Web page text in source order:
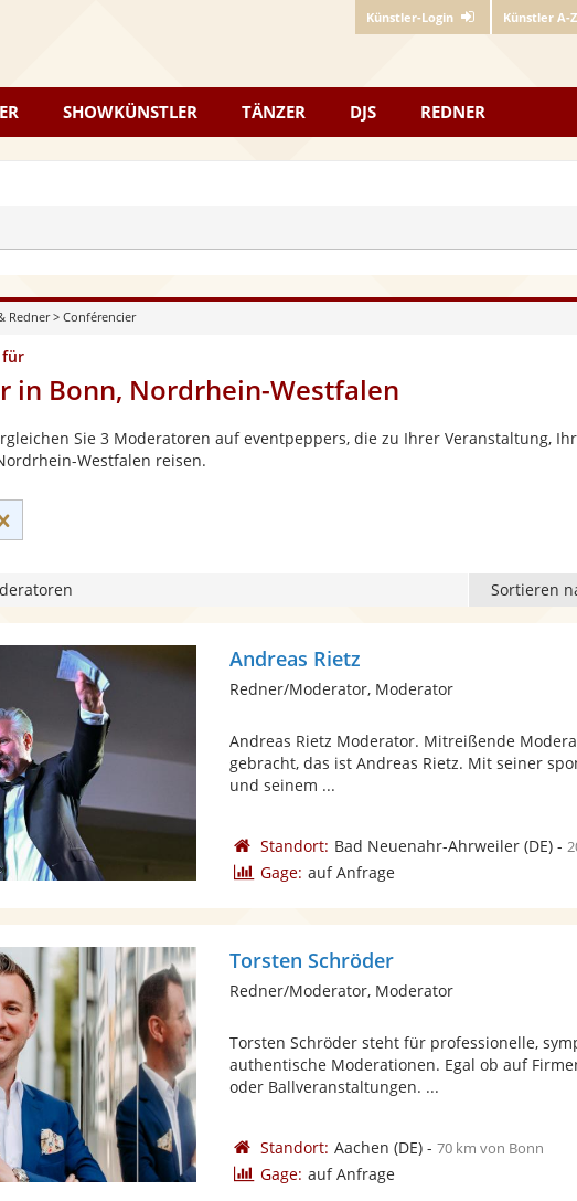
Künstler-Login Künstler A-Z
SHOWKÜNSTLER TÄNZER DJS REDNER
Redner> Conférencier
für
in Bonn, Nordrhein-Westfalen
Sie 3 Moderatoren auf eventpeppers, die zu Ihrer Veranstaltung,
Westfalen reisen.
Andreas Rietz
Redner/Moderator, Moderator
Andreas Rietz Moderator. Mitreißende
gebracht, das ist Andreas Rietz. Mit seiner
und seinem ...
Standort: Bad Neuenahr-Ahrweiler(DE)-
Gage: auf Anfrage
Torsten Schröder
Redner/Moderator, Moderator
Torsten Schröder steht für professionelle,
authentische Moderationen. Egal ob auf
oder Ballveranstaltungen. ...
Standort: Aachen (DE)- 70 km von Bonn
Gage: auf Anfrage